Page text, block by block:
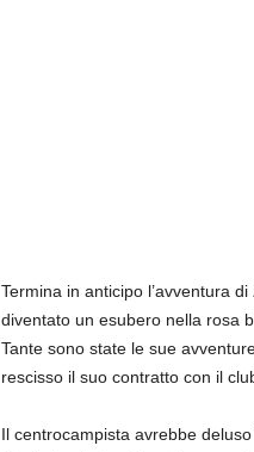
Termina in anticipo l’avventura di
diventato un esubero nella rosa
Tante sono state le sue
rescisso il suo contratto con il
Il centrocampista avrebbe